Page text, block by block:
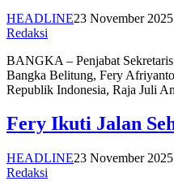
HEADLINE23 November 2025
Redaksi
BANGKA – Penjabat
Bangka Belitung, Fery
Republik Indonesia, Raja Juli
Fery Ikuti Jalan
HEADLINE23 November 2025
Redaksi